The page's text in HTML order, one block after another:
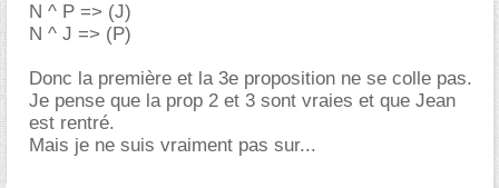
N ^ P => (J)
N ^ J => (P)
Donc la première et la 3e proposition ne se colle pas.
Je pense que la prop 2 et 3 sont vraies et que Jean
est rentré.
Mais je ne suis vraiment pas sur...